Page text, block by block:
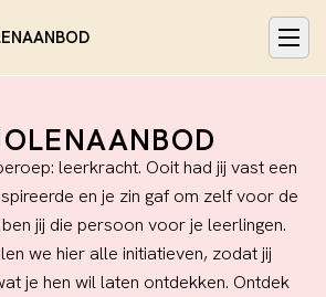
leerkracht. Ooit had jij vast een
en je zin gaf om zelf voor de
jij die persoon voor je leerlingen.
we hier alle initiatieven, zodat jij
je hen wil laten ontdekken. Ontdek